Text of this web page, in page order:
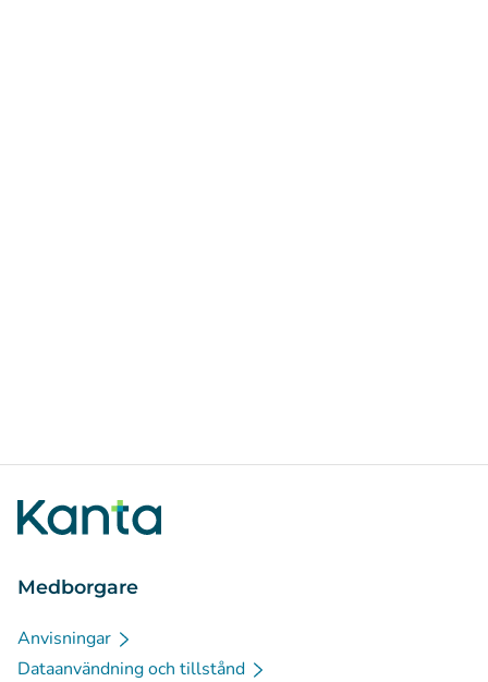
Medborgare
Anvisningar
Dataanvändning och tillstånd